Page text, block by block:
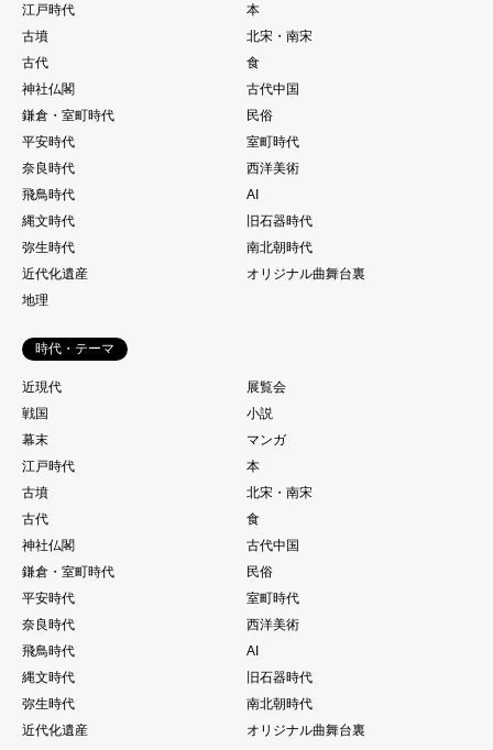
江戸時代
本
古墳
北宋・南宋
古代
食
神社仏閣
古代中国
鎌倉・室町時代
民俗
平安時代
室町時代
奈良時代
西洋美術
飛鳥時代
AI
縄文時代
旧石器時代
弥生時代
南北朝時代
近代化遺産
オリジナル曲舞台裏
地理
時代・テーマ
近現代
展覧会
戦国
小説
幕末
マンガ
江戸時代
本
古墳
北宋・南宋
古代
食
神社仏閣
古代中国
鎌倉・室町時代
民俗
平安時代
室町時代
奈良時代
西洋美術
飛鳥時代
AI
縄文時代
旧石器時代
弥生時代
南北朝時代
近代化遺産
オリジナル曲舞台裏